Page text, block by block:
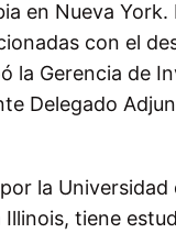
en Nueva
con el
Gerencia de
Delegado
la
tiene